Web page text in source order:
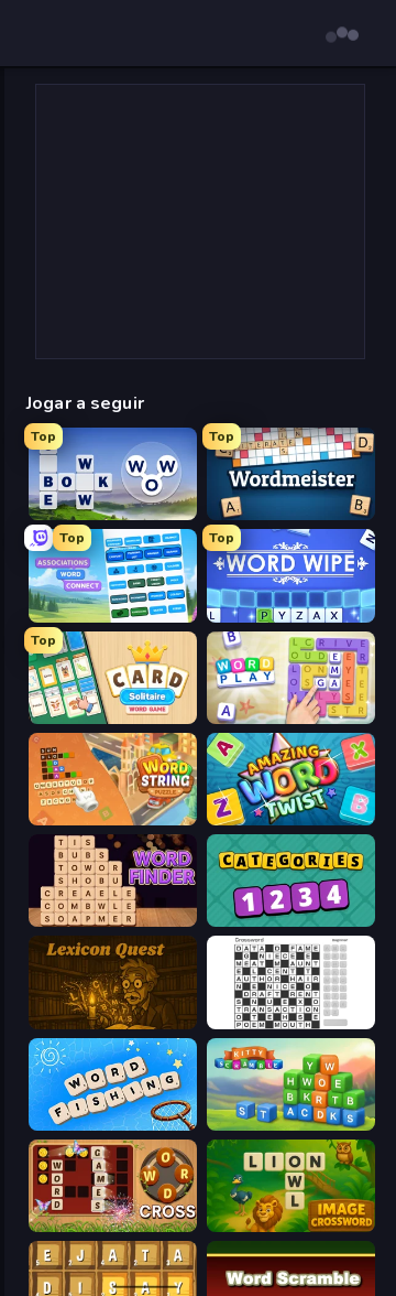
Jogar a seguir
Top
Words of Wonders
Top
Wordmeister
Top
Associations - Word Connect
Top
Word Wipe
Top
Word Play
Word String Puzzle Amazing Word Twist
Word Finder Categories
Lexicon Quest Crossword
Word Fishing Kitty Scramble: Word Stacks
Word Cross Image Crossword